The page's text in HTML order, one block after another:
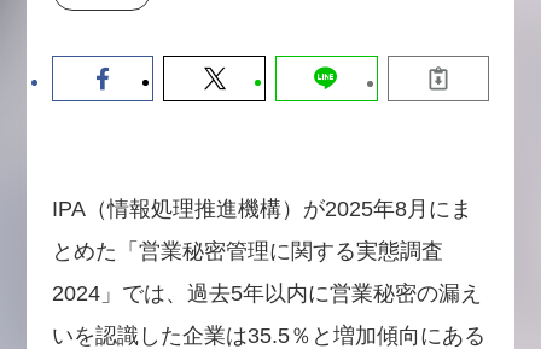
2026-08-07
IPA（情報処理推進機構）が2025年8月にま
とめた「営業秘密管理に関する実態調査
2024」では、過去5年以内に営業秘密の漏え
いを認識した企業は35.5％と増加傾向にある